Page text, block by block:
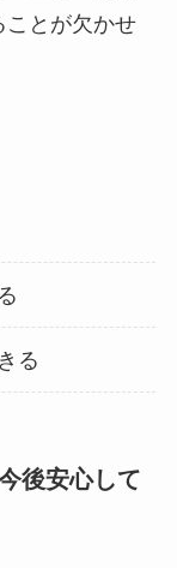
ことが欠かせ
る
後安心して